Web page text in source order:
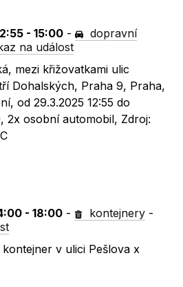
- 15:00 -
dopravní
na událost
mezi křižovatkami ulic
Dohalských, Praha 9, Praha,
od 29.3.2025 12:55 do
2x osobní automobil, Zdroj:
- 18:00 - kontejnery -
v ulici Pešlova x